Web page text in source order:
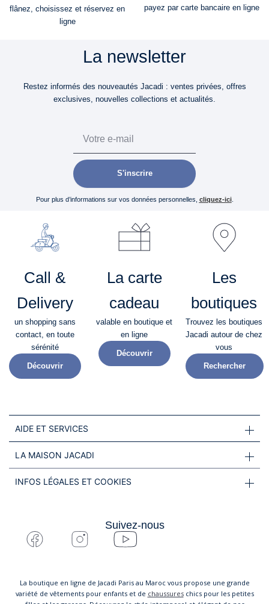
flânez, choisissez et réservez en
ligne
payez par carte bancaire en ligne
La newsletter
Restez informés des nouveautés Jacadi : ventes privées, offres
exclusives, nouvelles collections et actualités.
S'inscrire
Pour plus d’informations sur vos données personnelles, cliquez-ici.
Call &
Delivery
un shopping sans
contact, en toute
sérénité​
Découvrir
La carte
cadeau
valable en boutique et
en ligne
Découvrir
Les
boutiques
Trouvez les boutiques
Jacadi autour de chez
vous
Rechercher
AIDE ET SERVICES
LA MAISON JACADI
INFOS LÉGALES ET COOKIES
Suivez-nous
La boutique en ligne de Jacadi Paris au Maroc vous propose une grande
variété de vêtements pour enfants et de chaussureschics pour les petites